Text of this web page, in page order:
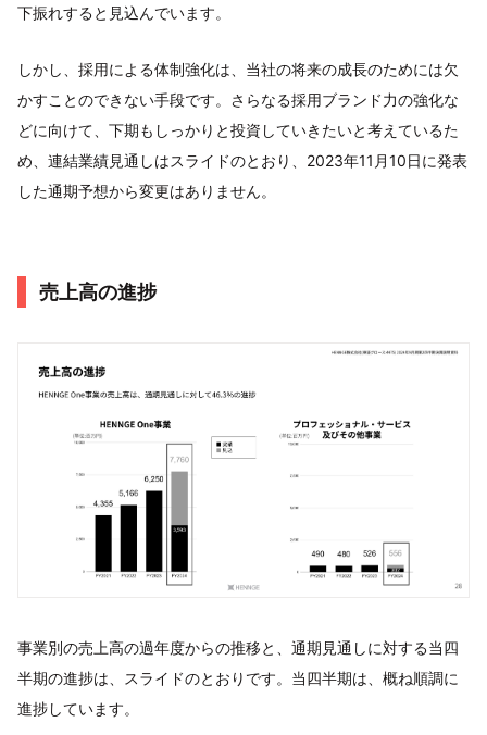
下振れすると見込んでいます。
しかし、採用による体制強化は、当社の将来の成長のためには欠
かすことのできない手段です。さらなる採用ブランド力の強化な
どに向けて、下期もしっかりと投資していきたいと考えているた
め、連結業績見通しはスライドのとおり、2023年11月10日に発表
した通期予想から変更はありません。
売上⾼の進捗
事業別の売上高の過年度からの推移と、通期見通しに対する当四
半期の進捗は、スライドのとおりです。当四半期は、概ね順調に
進捗しています。